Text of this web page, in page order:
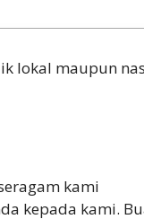
lokal maupun
kami
kepada kami.